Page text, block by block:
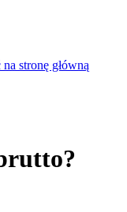
stronę główną